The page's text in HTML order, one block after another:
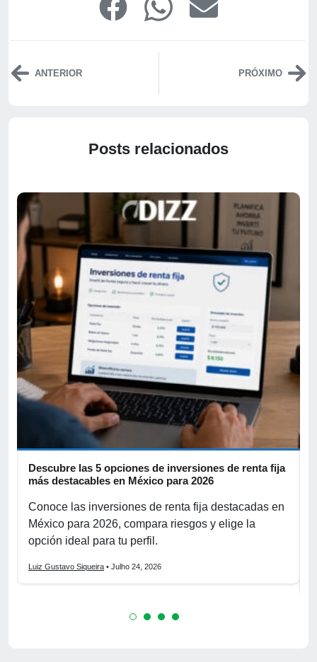
ANTERIOR PRÓXIMO
Posts relacionados
Descubre las 5 opciones de inversiones de renta fija
más destacables en México para 2026
Conoce las inversiones de renta fija destacadas en
México para 2026, compara riesgos y elige la
opción ideal para tu perfil.
Luiz Gustavo Siqueira • Julho 24, 2026